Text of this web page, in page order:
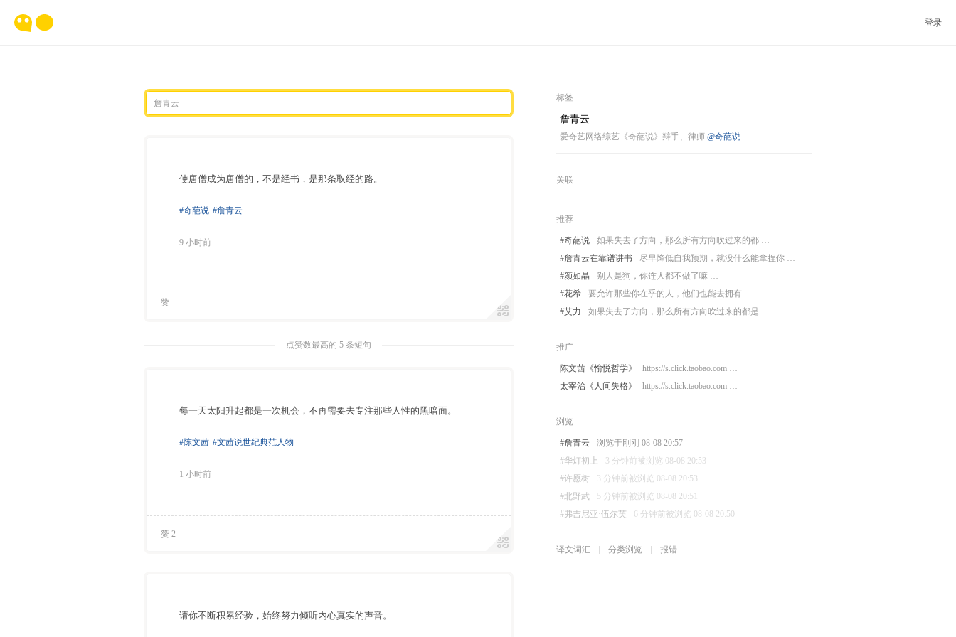
登录
使唐僧成为唐僧的，不是经书，是那条取经的路。
#奇葩说 #詹青云
9 小时前
赞
点赞数最高的 5 条短句
每一天太阳升起都是一次机会，不再需要去专注那些人性的黑暗面。
#陈文茜 #文茜说世纪典范人物
1 小时前
赞 2
请你不断积累经验，始终努力倾听内心真实的声音。
标签
詹青云
爱奇艺网络综艺《奇葩说》辩手、律师 @奇葩说
关联
推荐
#奇葩说
如果失去了方向，那么所有方向吹过来的都 …
#詹青云在靠谱讲书
尽早降低自我预期，就没什么能拿捏你 …
#颜如晶
别人是狗，你连人都不做了嘛 …
#花希
要允许那些你在乎的人，他们也能去拥有 …
#艾力
如果失去了方向，那么所有方向吹过来的都是 …
推广
陈文茜《愉悦哲学》
https://s.click.taobao.com …
太宰治《人间失格》
https://s.click.taobao.com …
浏览
#詹青云
浏览于刚刚 08-08 20:57
#华灯初上
3 分钟前被浏览 08-08 20:53
#许愿树
3 分钟前被浏览 08-08 20:53
#北野武
5 分钟前被浏览 08-08 20:51
#弗吉尼亚·伍尔芙
6 分钟前被浏览 08-08 20:50
译文词汇 分类浏览 报错